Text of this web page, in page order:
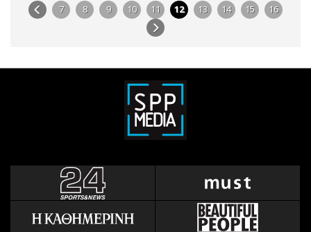
7 8 9 10 11 12 13 14 15 16